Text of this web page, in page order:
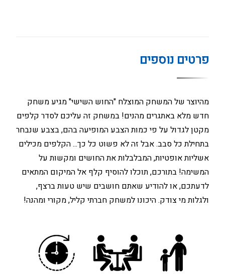
פרטים נוספים
מהיוצר של המשחק המוצלח "החוש השישי" מגיע משחק
חדש מלא באתגרים מהנים! במשחק זה עליכם לסדר קלפים
מקטן לגדול על פי כמות הצבע המופיעה בהם, בצבע שנבחר
בתחילת כל סבב. אבל זה לא פשוט כל כך... הקלפים מכילים
אשליות אופטיות, המבלבלות את החושים ומקשות על
המשימה! בתורכם, תוכלו להוסיף קלף אל המיקום המתאים
לדעתכם, או להודיע שאתם חושבים שיש טעות ברצף,
ולגלות מי צודק. היכונו למשחק חברתי קליל, מקורי ומהנה!